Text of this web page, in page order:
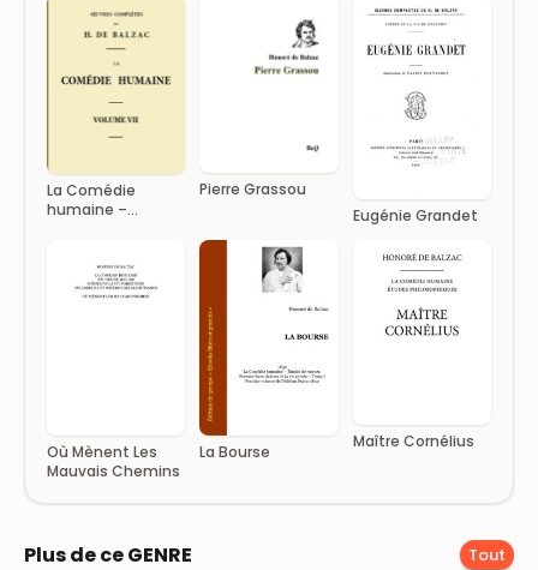
La Comédie
humaine –
de Province –
Tome 03
Pierre Grassou
Eugénie Grandet
Où Mènent Les
Mauvais Chemins
La Bourse
Maître Cornélius
Plus de ce GENRE Tout